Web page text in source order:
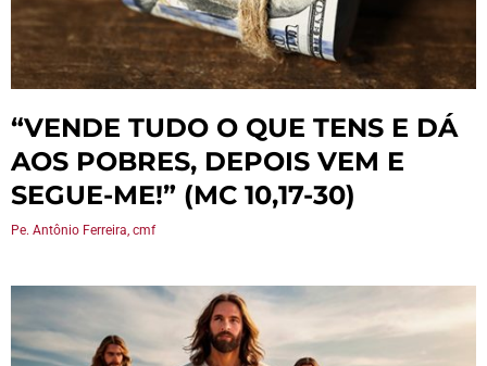
“VENDE TUDO O QUE TENS E DÁ
AOS POBRES, DEPOIS VEM E
SEGUE-ME!” (MC 10,17-30)
Pe. Antônio Ferreira, cmf